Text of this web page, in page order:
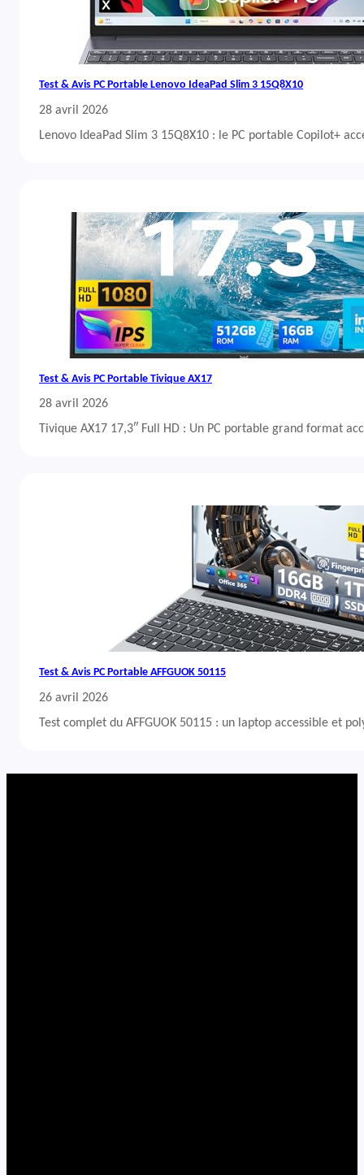
Test & Avis PC Portable Lenovo IdeaPad Slim 3 15Q8X10
28 avril 2026
Lenovo IdeaPad Slim 3 15Q8X10 : le PC portable Copilot+
Test & Avis PC Portable Tivique AX17
28 avril 2026
Tivique AX17 17,3″ Full HD : Un PC portable grand format
Test & Avis PC Portable AFFGUOK 50115
26 avril 2026
Test complet du AFFGUOK 50115 : un laptop accessible